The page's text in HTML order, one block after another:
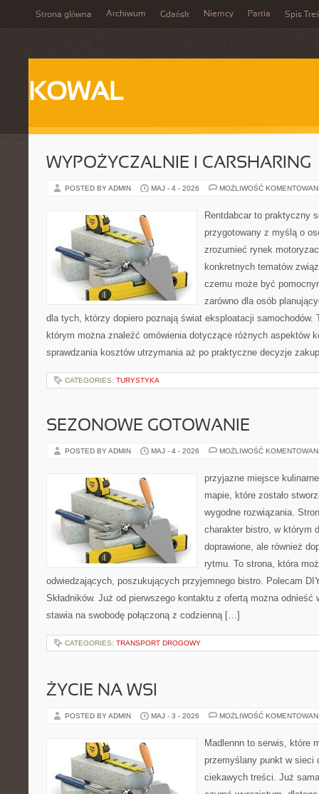
Strona główna Archiwum Gdańsk Niemcy Partia Spis
KOWAL
WYPOŻYCZALNIE I CARSHARING
POSTED BY ADMIN MAJ - 4 - 2026 MOŻLIWOŚĆ
Rentdabcar to praktyczny
przygotowany z myślą o
zrozumieć rynek
konkretnych tematów
czemu może być
zarówno dla osób
dla tych, którzy dopiero poznają świat eksploatacji samochodów.
którym można znaleźć omówienia dotyczące różnych aspektów
sprawdzania kosztów utrzymania aż po praktyczne decyzje
CATEGORIES: TURYSTYKA
SEZONOWE GOTOWANIE
POSTED BY ADMIN MAJ - 4 - 2026 MOŻLIWOŚĆ
przyjazne miejsce
mapie, które zostało
wygodne rozwiązania.
charakter bistro, w którym
doprawione, ale również
rytmu. To strona, która
odwiedzających, poszukujących przyjemnego bistro. Polecam
Składników. Już od pierwszego kontaktu z ofertą można odnieść
stawia na swobodę połączoną z codzienną […]
CATEGORIES: TRANSPORT DROGOWY
ŻYCIE NA WSI
POSTED BY ADMIN MAJ - 3 - 2026 MOŻLIWOŚĆ
Madlennn to serwis, które
przemyślany punkt w sieci
ciekawych treści. Już